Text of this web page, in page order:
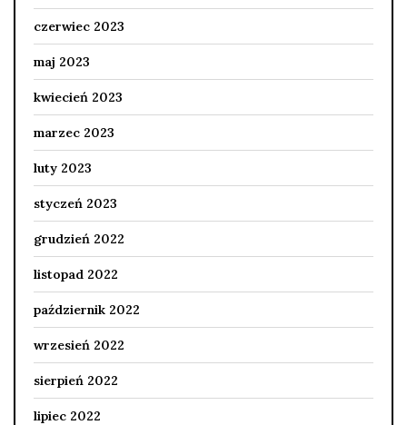
czerwiec 2023
maj 2023
kwiecień 2023
marzec 2023
luty 2023
styczeń 2023
grudzień 2022
listopad 2022
październik 2022
wrzesień 2022
sierpień 2022
lipiec 2022